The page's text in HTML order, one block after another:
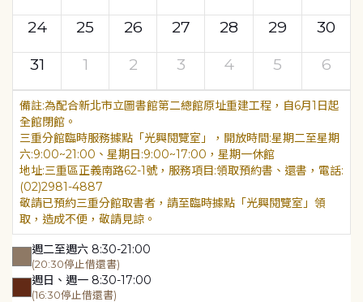
24
25 26 27 28 29
30
31
1 2 3 4 5 6
為配合新北市立圖書館第二總館原址重建工程，自6月1日起
全館閉館。
三重分館臨時服務據點「光興閱覽室」，開放時間:星期二至星期
六:9:00~21:00、星期日:9:00~17:00，星期一休館
地址:三重區正義南路62-1號，服務項目:領取預約書、還書，電話:
(02)2981-4887
敬請已預約三重分館取書者，請至臨時據點「光興閱覽室」領
取，造成不便，敬請見諒。
週二至週六 8:30-21:00
(20:30停止借還書)
週日、週一 8:30-17:00
(16:30停止借還書)